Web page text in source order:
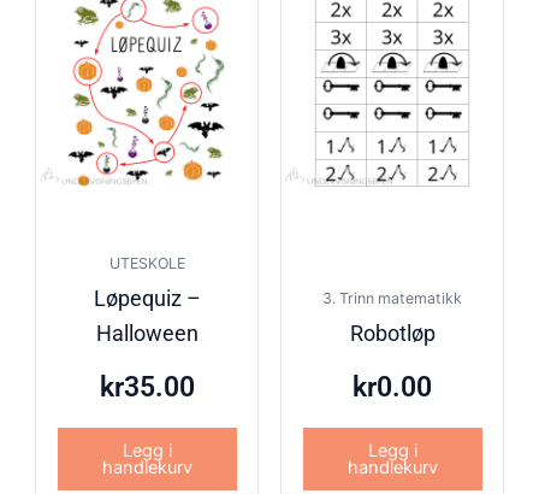
UTESKOLE
Løpequiz –
Halloween
kr35.00
Legg i
handlekurv
3. Trinn matematikk
Robotløp
kr0.00
Legg i
handlekurv